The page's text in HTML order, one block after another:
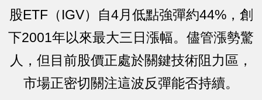
股ETF（IGV）自4月低點強彈約44%，創
下2001年以來最大三日漲幅。儘管漲勢驚
人，但目前股價正處於關鍵技術阻力區，
市場正密切關注這波反彈能否持續。